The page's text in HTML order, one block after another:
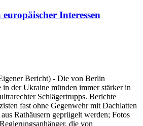
Interessen
Bericht) - Die von Berlin
in der Ukraine münden immer stärker in
Schlägertrupps. Berichte
fast ohne Gegenwehr mit Dachlatten
Rathäusern geprügelt werden; Fotos
die von